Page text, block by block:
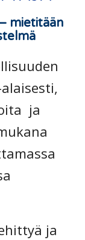
mietitään
ja
ja